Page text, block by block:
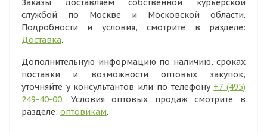
Заказы доставляем собственной курьерской
службой по Москве и Московской области.
Подробности и условия, смотрите в разделе:
Доставка.
Дополнительную информацию по наличию, сроках
поставки и возможности оптовых закупок,
уточняйте у консультантов или по телефону +7 (495)
249-40-00. Условия оптовых продаж смотрите в
разделе: оптовикам.